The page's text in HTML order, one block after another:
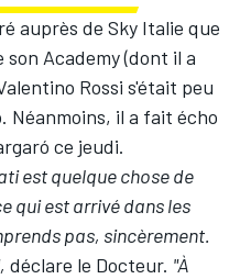
auprès de Sky Italie que
son Academy (dont il a
Rossi s'était peu
Néanmoins, il a fait écho
ce jeudi.
est quelque chose de
qui est arrivé dans les
pas, sincèrement.
déclare le Docteur. "À